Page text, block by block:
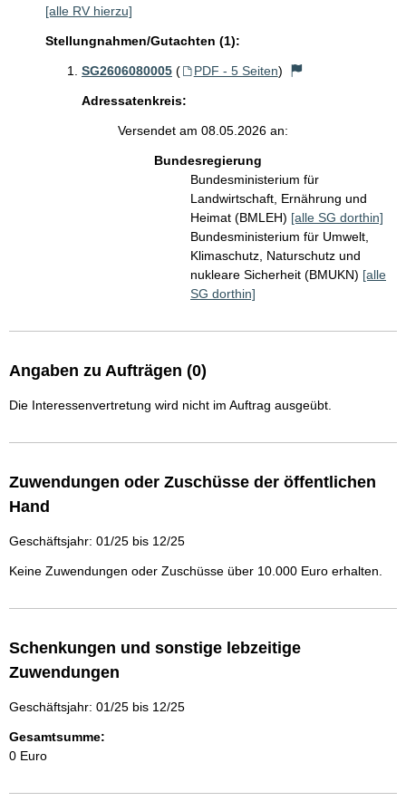
[alle RV hierzu]
Stellungnahmen/Gutachten (1):
SG2606080005 ( PDF - 5 Seiten)
Adressatenkreis:
Versendet am 08.05.2026 an:
Bundesregierung
Bundesministerium für
Landwirtschaft, Ernährung und
Heimat (BMLEH) [alle SG dorthin]
Bundesministerium für Umwelt,
Klimaschutz, Naturschutz und
nukleare Sicherheit (BMUKN) [alle
SG dorthin]
Angaben zu Aufträgen (0)
Die Interessenvertretung wird nicht im Auftrag ausgeübt.
Zuwendungen oder Zuschüsse der öffentlichen
Hand
Geschäftsjahr: 01/25 bis 12/25
Keine Zuwendungen oder Zuschüsse über 10.000 Euro erhalten.
Schenkungen und sonstige lebzeitige
Zuwendungen
Geschäftsjahr: 01/25 bis 12/25
Gesamtsumme:
0 Euro